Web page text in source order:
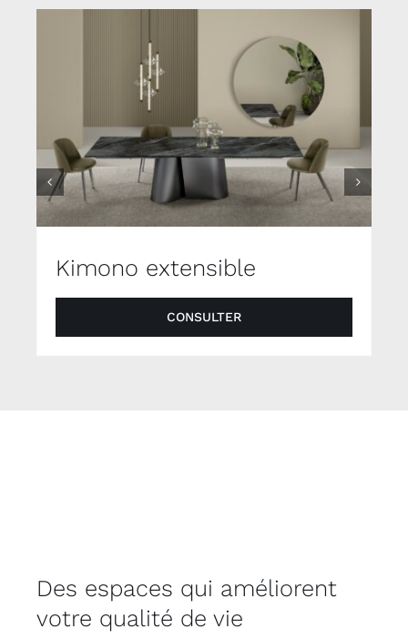
Kimono extensible
CONSULTER
Des espaces qui améliorent
votre qualité de vie